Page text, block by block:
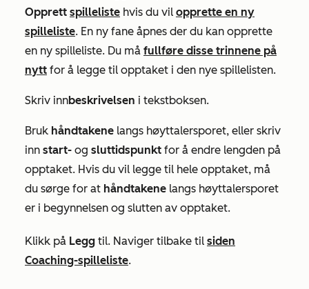
Opprett spilleliste hvis du vil opprette en ny
spilleliste. En ny fane åpnes der du kan opprette
en ny spilleliste. Du må fullføre disse trinnene på
nytt for å legge til opptaket i den nye spillelisten.
Skriv innbeskrivelsen i tekstboksen.
Bruk håndtakene langs høyttalersporet, eller skriv
inn start- og sluttidspunkt for å endre lengden på
opptaket. Hvis du vil legge til hele opptaket, må
du sørge for at håndtakene langs høyttalersporet
er i begynnelsen og slutten av opptaket.
Klikk på Legg til. Naviger tilbake til siden
Coaching-spilleliste.